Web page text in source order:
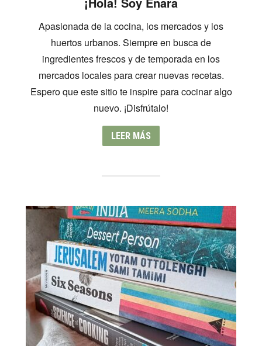
Apasionada de la cocina, los mercados y los
huertos urbanos. Siempre en busca de
ingredientes frescos y de temporada en los
mercados locales para crear nuevas recetas.
Espero que este sitio te inspire para cocinar algo
nuevo. ¡Disfrútalo!
LEER MÁS